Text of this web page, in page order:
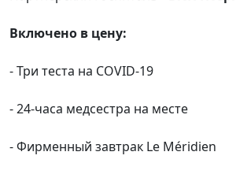
Включено в цену:
- Три теста на COVID-19
- 24-часа медсестра на месте
- Фирменный завтрак Le Méridien